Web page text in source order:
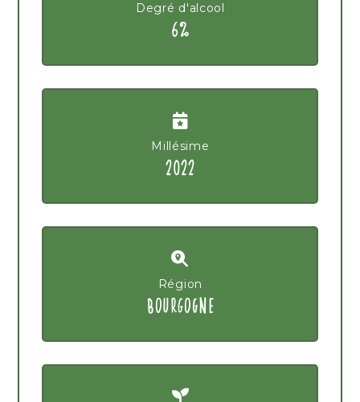
Degré d'alcool
6%
Millésime
2022
Région
BOURGOGNE